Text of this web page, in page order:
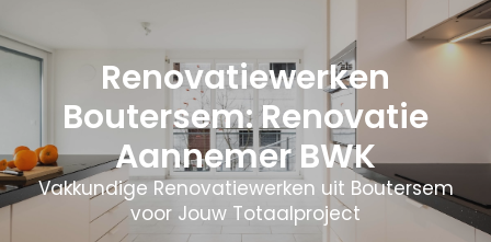
Renovatiewerken
Boutersem: Renovatie
Aannemer BWK
Vakkundige Renovatiewerken uit Boutersem
voor Jouw Totaalproject